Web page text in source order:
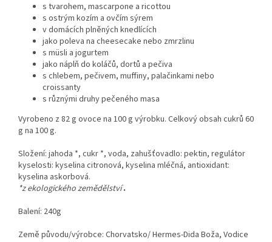
s tvarohem, mascarpone a ricottou
s ostrým kozím a ovčím sýrem
v domácích plněných knedlících
jako poleva na cheesecake nebo zmrzlinu
s müsli a jogurtem
jako náplň do koláčů, dortů a pečiva
s chlebem, pečivem, muffiny, palačinkami nebo
croissanty
s různými druhy pečeného masa
Vyrobeno z 82 g ovoce na 100 g výrobku. Celkový obsah cukrů 60
g na 100 g.
Složení: jahoda *, cukr *, voda, zahušťovadlo: pektin, regulátor
kyselosti: kyselina citronová, kyselina mléčná, antioxidant:
kyselina askorbová.
*z ekologického zemědělství .
Balení: 240g
Země původu/výrobce: Chorvatsko/ Hermes-Dida Boža, Vodice